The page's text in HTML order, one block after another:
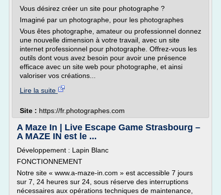
Vous désirez créer un site pour photographe ?
Imaginé par un photographe, pour les photographes
Vous êtes photographe, amateur ou professionnel donnez
une nouvelle dimension à votre travail, avec un site
internet professionnel pour photographe. Offrez-vous les
outils dont vous avez besoin pour avoir une présence
efficace avec un site web pour photographe, et ainsi
valoriser vos créations...
Lire la suite
Site : https://fr.photographes.com
A Maze In | Live Escape Game Strasbourg –
A MAZE IN est le ...
Développement : Lapin Blanc
FONCTIONNEMENT
Notre site « www.a-maze-in.com » est accessible 7 jours
sur 7, 24 heures sur 24, sous réserve des interruptions
nécessaires aux opérations techniques de maintenance,